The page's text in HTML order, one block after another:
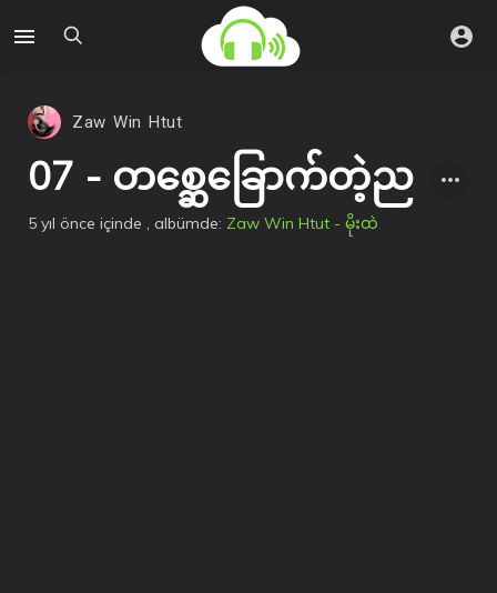
Zaw Win Htut
07 - တစ္ဆေခြောက်တဲ့ည
5 yıl önce içinde , albümde: Zaw Win Htut - မိုးထဲ